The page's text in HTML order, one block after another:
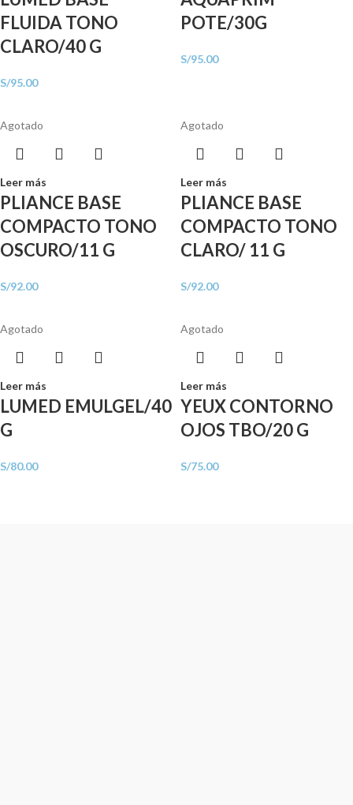
FLUIDA TONO
CLARO/40 G
S/95.00
POTE/30G
S/95.00
Agotado
Leer más
PLIANCE BASE
COMPACTO TONO
OSCURO/11 G
S/92.00
Agotado
Leer más
PLIANCE BASE
COMPACTO TONO
CLARO/ 11 G
S/92.00
Agotado
Leer más
LUMED EMULGEL/40
G
S/80.00
Agotado
Leer más
YEUX CONTORNO
OJOS TBO/20 G
S/75.00